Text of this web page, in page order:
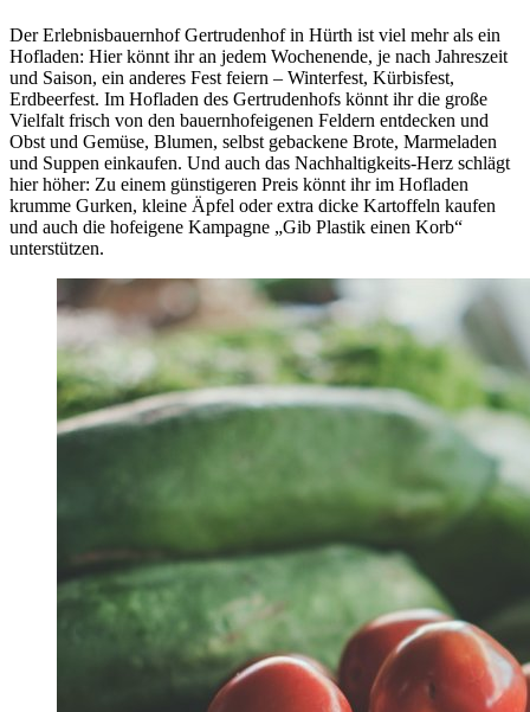
Der Erlebnisbauernhof Gertrudenhof in Hürth ist viel mehr als ein
Hofladen: Hier könnt ihr an jedem Wochenende, je nach Jahreszeit
und Saison, ein anderes Fest feiern – Winterfest, Kürbisfest,
Erdbeerfest. Im Hofladen des Gertrudenhofs könnt ihr die große
Vielfalt frisch von den bauernhofeigenen Feldern entdecken und
Obst und Gemüse, Blumen, selbst gebackene Brote, Marmeladen
und Suppen einkaufen. Und auch das Nachhaltigkeits-Herz schlägt
hier höher: Zu einem günstigeren Preis könnt ihr im Hofladen
krumme Gurken, kleine Äpfel oder extra dicke Kartoffeln kaufen
und auch die hofeigene Kampagne „Gib Plastik einen Korb“
unterstützen.